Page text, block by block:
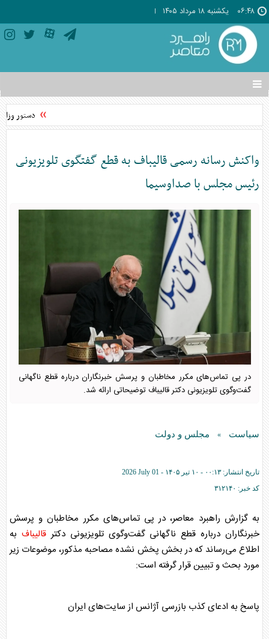
۰۶:۴۸ يکشنبه ۱۸ مرداد ۱۴۰۵
تغییر
وضعیت
منوی
ها
دستور
واکنش رسانه رسمی قالیباف به قطع گفتگوی تلویزیونی
رئیس مجلس با صداوسیما
در پی تماس‌های مکرر مخاطبان و پرسش خبرنگاران درباره قطع ناگهانی
گفت‌وگوی تلویزیونی دکتر قالیباف توضیحاتی ارائه شد.
سیاست » مجلس و دولت
تاریخ انتشار: ۰۰:۱۳ - ۱۰ تير ۱۴۰۵ -
2026 July 01
کد خبر: ۳۱۲۱۴۰
به گزارش راهبرد معاصر، در پی تماس‌های مکرر مخاطبان و پرسش
خبرنگاران درباره قطع ناگهانی گفت‌وگوی تلویزیونی دکترقالیباف به
اطلاع می‌رساند که در بخش پخش نشده مصاحبه مذکور، موضوعات زیر
مورد بحث و تبیین قرار گرفته است:
پاسخ به ادعای کذب بازرسی آژانس از سایت‌های ایران